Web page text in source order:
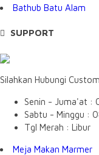
Bathub Batu Alam
SUPPORT
Silahkan Hubungi
Senin - Juma'at :
Sabtu - Minggu :
Tgl Merah : Libur
Meja Makan Marmer